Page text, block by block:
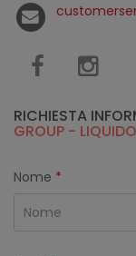
RICHIESTA
GROUP -
Nome *